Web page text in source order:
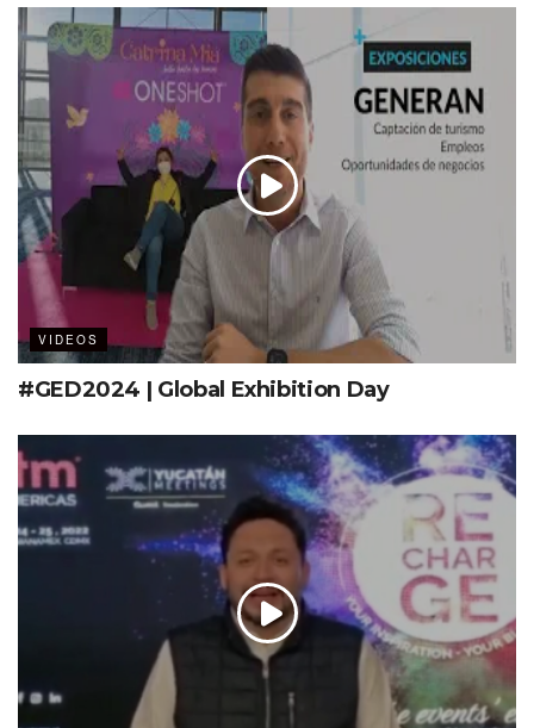
VIDEOS
#GED2024 | Global Exhibition Day